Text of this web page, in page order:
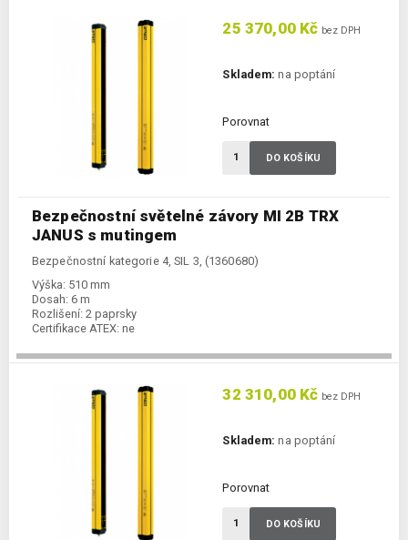
Bezpečnostní světelné závory MI 2B TRX
JANUS s mutingem
Bezpečnostní kategorie 4, SIL 3, (1360680)
Výška: 510 mm
Dosah: 6 m
Rozlišení: 2 paprsky
Certifikace ATEX: ne
25 370,00 Kč bez DPH
Skladem: na poptání
Porovnat
DO KOŠÍKU
32 310,00 Kč bez DPH
Skladem: na poptání
Porovnat
DO KOŠÍKU